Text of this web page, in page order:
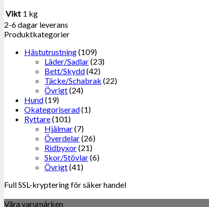
Vikt 1 kg
2-6 dagar leverans
Produktkategorier
Hästutrustning(109)
Läder/Sadlar(23)
Bett/Skydd(42)
Täcke/Schabrak (22)
Övrigt(24)
Hund(19)
Okategoriserad(1)
Ryttare(101)
Hjälmar(7)
Överdelar(26)
Ridbyxor(21)
Skor/Stövlar(6)
Övrigt(41)
Full SSL-kryptering för säker handel
Våra varumärken